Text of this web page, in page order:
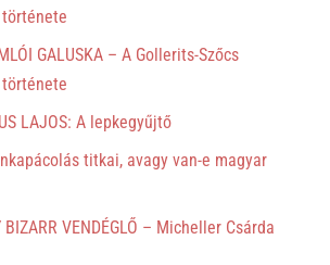
GALUSKA – A Gollerits-Szőcs
LAJOS: A lepkegyűjtő
titkai, avagy van-e magyar
BIZARR VENDÉGLŐ – Micheller Csárda